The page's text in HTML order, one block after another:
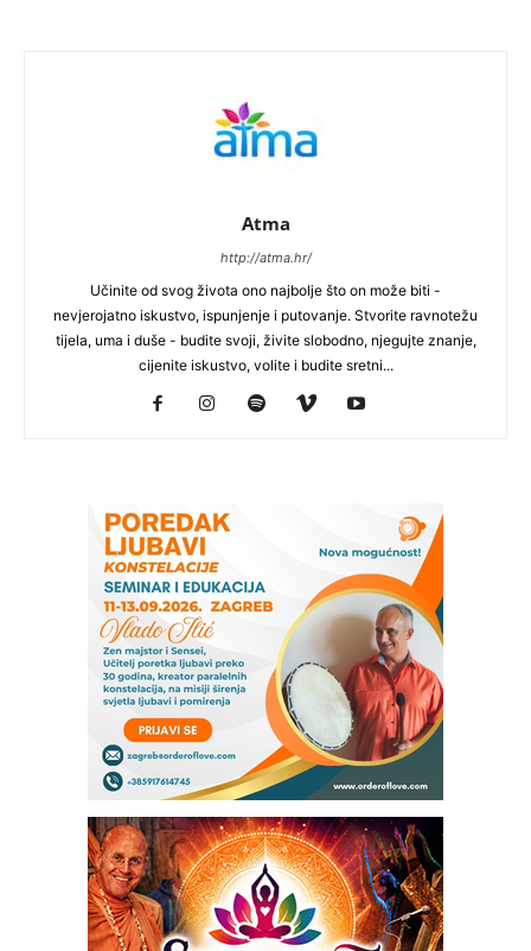
Atma
http://atma.hr/
Učinite od svog života ono najbolje što on može biti -
nevjerojatno iskustvo, ispunjenje i putovanje. Stvorite ravnotežu
tijela, uma i duše - budite svoji, živite slobodno, njegujte znanje,
cijenite iskustvo, volite i budite sretni...